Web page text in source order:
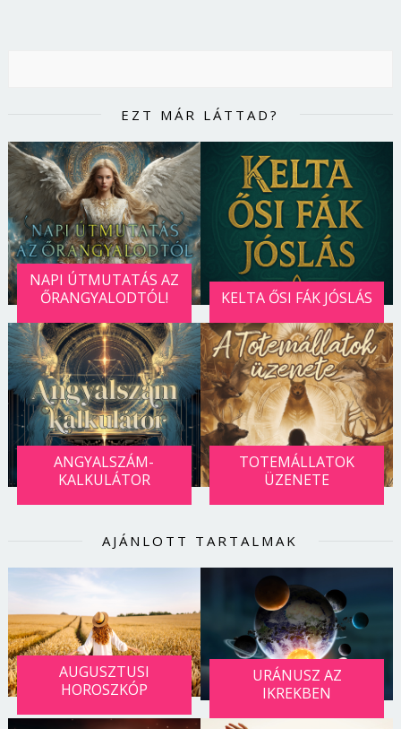
EZT MÁR LÁTTAD?
NAPI ÚTMUTATÁS AZ
ŐRANGYALODTÓL!
KELTA ŐSI FÁK JÓSLÁS
ANGYALSZÁM-
KALKULÁTOR
TOTEMÁLLATOK
ÜZENETE
AJÁNLOTT TARTALMAK
AUGUSZTUSI
HOROSZKÓP
URÁNUSZ AZ
IKREKBEN